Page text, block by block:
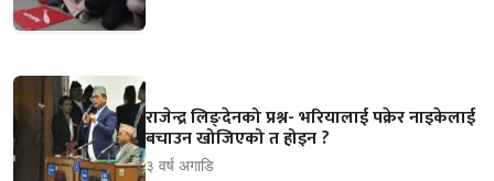
राजेन्द्र लिङ्देनको प्रश्न- भरियालाई पक्रेर नाइकेलाई
बचाउन खोजिएको त होइन ?
३ वर्ष अगाडि